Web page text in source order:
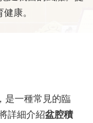
康。
是一種常見的臨
詳細介紹盆腔積